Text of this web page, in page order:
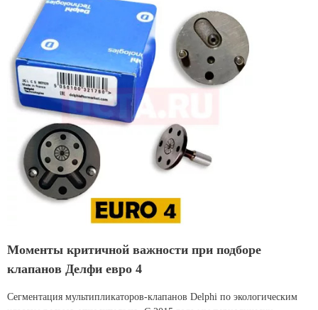
Моменты критичной важности при подборе
клапанов Делфи евро 4
Сегментация мультипликаторов-клапанов Delphi по экологическим